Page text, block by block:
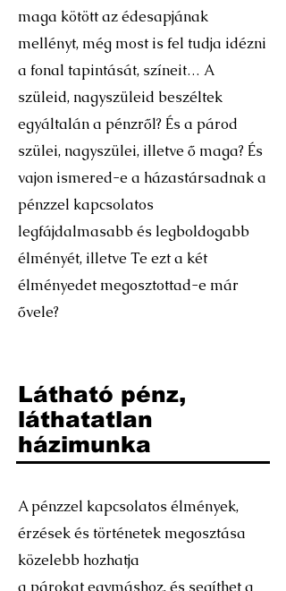
maga kötött az édesapjának
mellényt, még most is fel tudja idézni
a fonal tapintását, színeit… A
szüleid, nagyszüleid beszéltek
egyáltalán a pénzről? És a párod
szülei, nagyszülei, illetve ő maga? És
vajon ismered-e a házastársadnak a
pénzzel kapcsolatos
legfájdalmasabb és legboldogabb
élményét, illetve Te ezt a két
élményedet megosztottad-e már
ővele?
Látható pénz,
láthatatlan
házimunka
A pénzzel kapcsolatos élmények,
érzések és történetek megosztása
közelebb hozhatja
a párokat egymáshoz, és segíthet a